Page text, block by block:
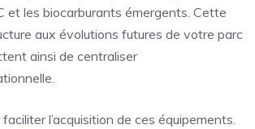
et les biocarburants émergents. Cette
aux évolutions futures de votre parc
ainsi de centraliser
l’acquisition de ces équipements.